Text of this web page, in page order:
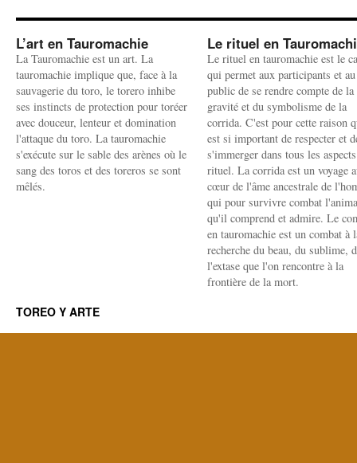
L’art en Tauromachie
La Tauromachie est un art. La
tauromachie implique que, face à la
sauvagerie du toro, le torero inhibe
ses instincts de protection pour toréer
avec douceur, lenteur et domination
l'attaque du toro. La tauromachie
s'exécute sur le sable des arènes où le
sang des toros et des toreros se sont
mêlés.
Le rituel en
Le rituel en tauromachie est le
qui permet aux participants et au
public de se rendre compte de la
gravité et du symbolisme de la
corrida. C'est pour cette raison
est si important de respecter et
s'immerger dans tous les
rituel. La corrida est un voyage
cœur de l'âme ancestrale de
qui pour survivre combat
qu'il comprend et admire. Le
en tauromachie est un combat à
recherche du beau, du sublime,
l'extase que l'on rencontre à la
frontière de la mort.
TOREO Y ARTE